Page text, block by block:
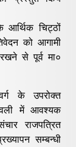
आर्थिक चिट्ठों
को आगामी
से पूर्व मा०
के उपरोक्त
में आवश्यक
राजपत्रित
सम्बन्धी